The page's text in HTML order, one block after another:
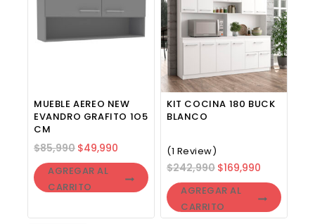
MUEBLE AEREO NEW
EVANDRO GRAFITO 1O5
CM
$85,990 $49,990
AGREGAR AL
CARRITO
KIT COCINA 180 BUCK
BLANCO
(1 Review)
$242,990 $169,990
AGREGAR AL
CARRITO